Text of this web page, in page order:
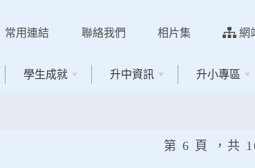
常用連結 聯絡我們 相片集 網
學生成就 升中資訊 升小專區
第 6 頁 ，共